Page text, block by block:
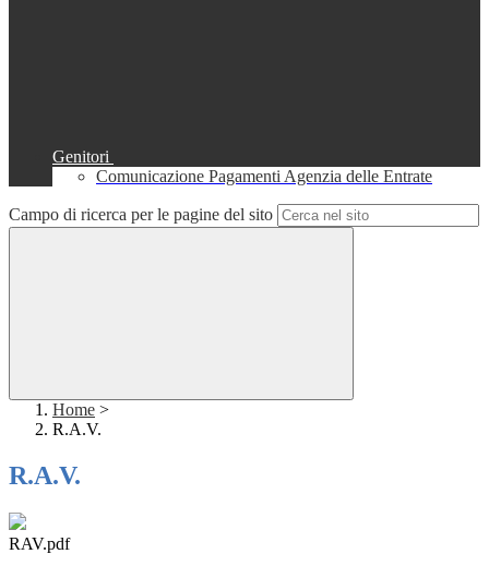
Genitori
Comunicazione Pagamenti Agenzia delle Entrate
Campo di ricerca per le pagine del sito
Home >
R.A.V.
R.A.V.
RAV.pdf